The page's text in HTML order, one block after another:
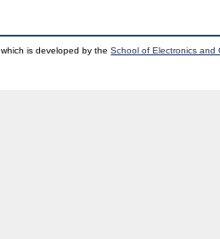
which is developed by theSchool of Electronics and